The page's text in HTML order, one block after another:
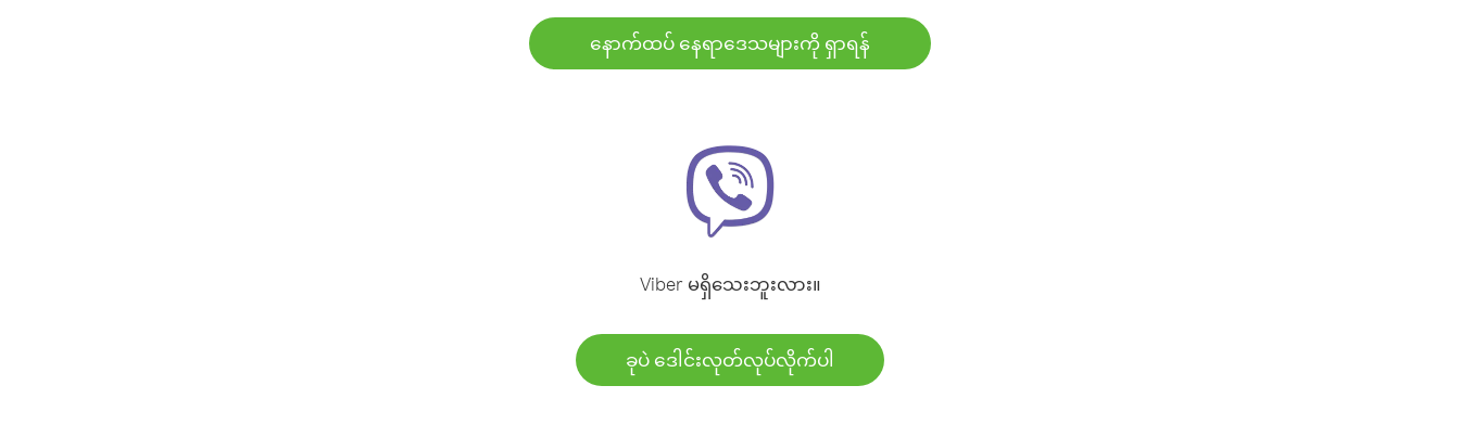
နောက်ထပ် နေရာဒေသများကို ရှာရန်
Viber မရှိသေးဘူးလား။
ခုပဲ ဒေါင်းလုတ်လုပ်လိုက်ပါ